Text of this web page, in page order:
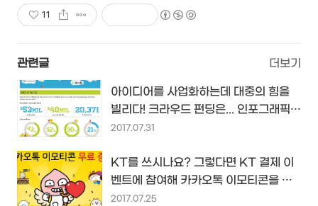
11
관련글 더보기
아이디어를 사업화하는데 대중의 힘을
빌리다! 크라우드 펀딩은... 인포그래픽
by quickbooks.intuit.com
2017.07.31
KT를 쓰시나요? 그렇다면 KT 결제 이
벤트에 참여해 카카오톡 이모티콘을 공
짜로 받아보세요~^^
2017.07.25